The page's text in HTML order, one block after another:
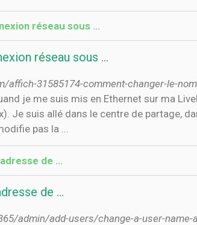
réseau sous …
réseau sous …
31585174-comment-changer-le-
je me suis mis en Ethernet sur ma
Je suis allé dans le centre de partage,
pas la ...
de …
de …
admin/add-users/change-a-user-name-